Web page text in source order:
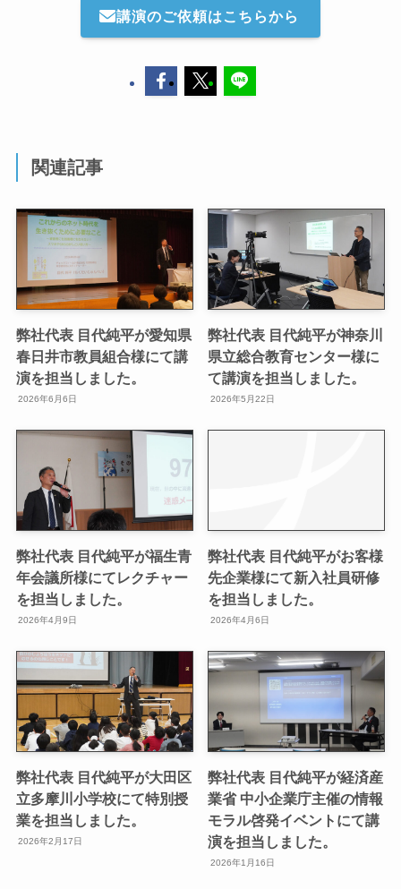
講演のご依頼はこちらから
関連記事
弊社代表 目代純平が愛知県
春日井市教員組合様にて講
演を担当しました。
2026年6月6日
弊社代表 目代純平が神奈川
県立総合教育センター様に
て講演を担当しました。
2026年5月22日
弊社代表 目代純平が福生青
年会議所様にてレクチャー
を担当しました。
2026年4月9日
弊社代表 目代純平がお客様
先企業様にて新入社員研修
を担当しました。
2026年4月6日
弊社代表 目代純平が大田区
立多摩川小学校にて特別授
業を担当しました。
2026年2月17日
弊社代表 目代純平が経済産
業省 中小企業庁主催の情報
モラル啓発イベントにて講
演を担当しました。
2026年1月16日